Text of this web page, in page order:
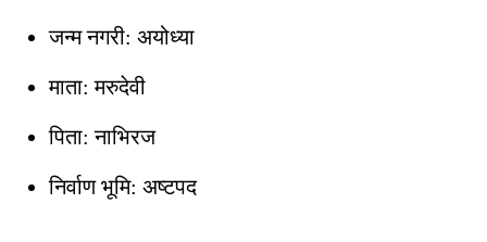
जन्म नगरी: अयोध्या
माता: मरुदेवी
पिता: नाभिरज
निर्वाण भूमि: अष्टपद